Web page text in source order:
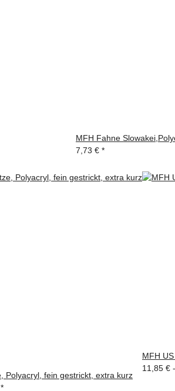
MFH Fahne
7,73 € *
Polyacryl, fein gestrickt, extra kurz
*
MFH
11,85 € -